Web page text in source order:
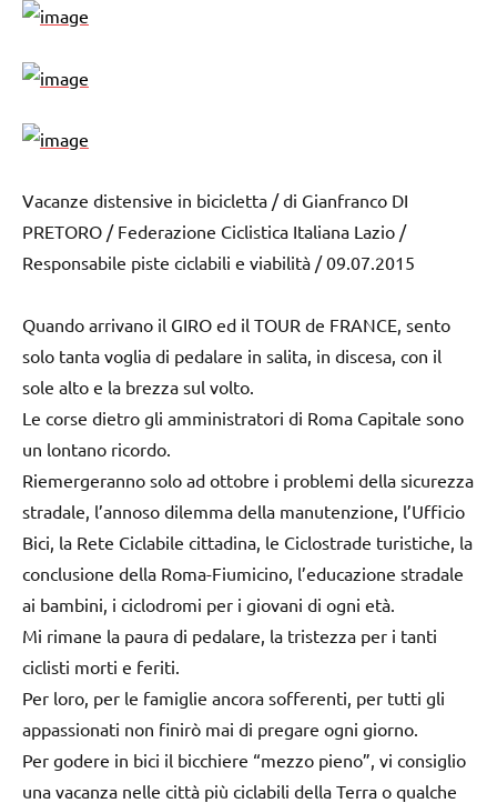
Vacanze distensive in bicicletta / di Gianfranco DI
PRETORO / Federazione Ciclistica Italiana Lazio /
Responsabile piste ciclabili e viabilità / 09.07.2015
Quando arrivano il GIRO ed il TOUR de FRANCE, sento
solo tanta voglia di pedalare in salita, in discesa, con il
sole alto e la brezza sul volto.
Le corse dietro gli amministratori di Roma Capitale sono
un lontano ricordo.
Riemergeranno solo ad ottobre i problemi della sicurezza
stradale, l’annoso dilemma della manutenzione, l’Ufficio
Bici, la Rete Ciclabile cittadina, le Ciclostrade turistiche, la
conclusione della Roma-Fiumicino, l’educazione stradale
ai bambini, i ciclodromi per i giovani di ogni età.
Mi rimane la paura di pedalare, la tristezza per i tanti
ciclisti morti e feriti.
Per loro, per le famiglie ancora sofferenti, per tutti gli
appassionati non finirò mai di pregare ogni giorno.
Per godere in bici il bicchiere “mezzo pieno”, vi consiglio
una vacanza nelle città più ciclabili della Terra o qualche